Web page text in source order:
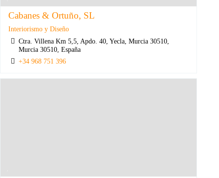
Cabanes & Ortuño, SL
Interiorismo y Diseño
Ctra. Villena Km 5,5, Apdo. 40, Yecla, Murcia 30510,
Murcia 30510, España
+34 968 751 396